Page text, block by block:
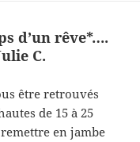
d’un rêve*….
C.
être retrouvés
de 15 à 25
en jambe